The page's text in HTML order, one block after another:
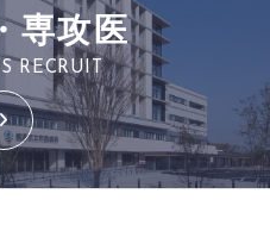
専攻医
RECRUIT